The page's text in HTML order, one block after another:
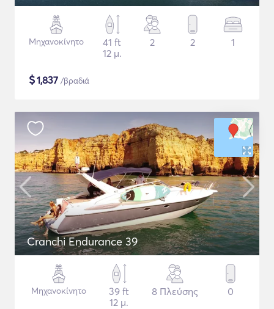
Μηχανοκίνητο
41 ft
12 μ.
2 2 1
$1,837 /βραδιά
Cranchi Endurance 39
Μηχανοκίνητο
39 ft
12 μ.
8 Πλεύσης 0